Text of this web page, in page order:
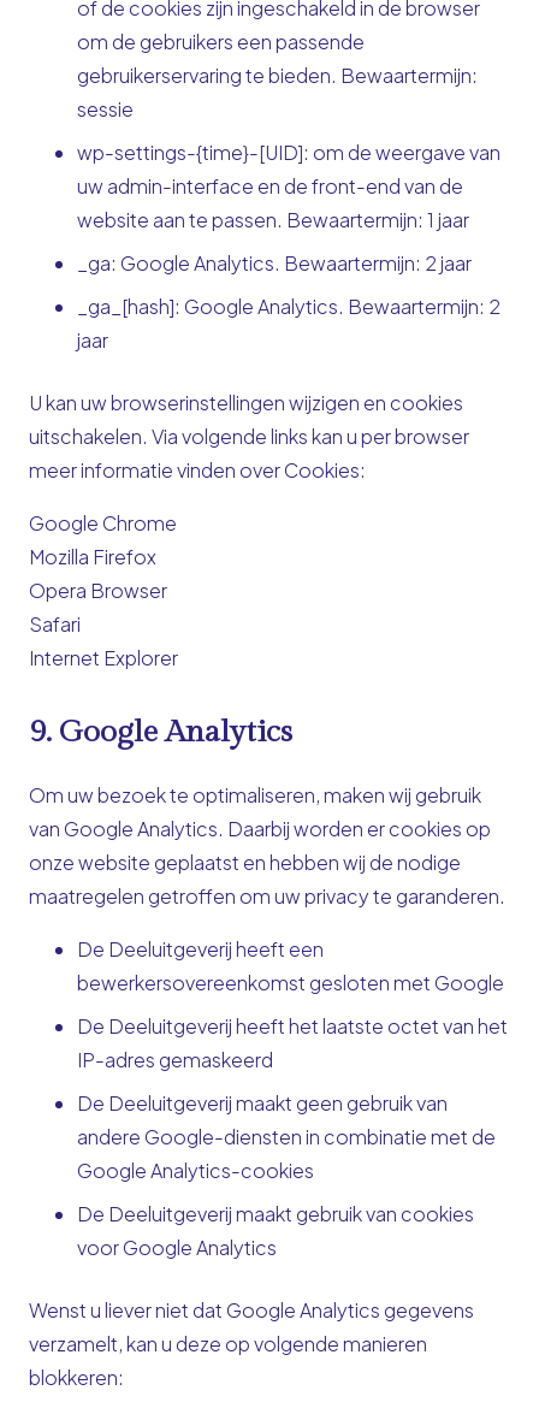
of de cookies zijn ingeschakeld in de browser
om de gebruikers een passende
gebruikerservaring te bieden. Bewaartermijn:
sessie
wp-settings-{time}-[UID]: om de weergave van
uw admin-interface en de front-end van de
website aan te passen. Bewaartermijn: 1 jaar
_ga: Google Analytics. Bewaartermijn: 2 jaar
_ga_[hash]: Google Analytics. Bewaartermijn: 2
jaar
U kan uw browserinstellingen wijzigen en cookies
uitschakelen. Via volgende links kan u per browser
meer informatie vinden over Cookies:
Google Chrome
Mozilla Firefox
Opera Browser
Safari
Internet Explorer
9. Google Analytics
Om uw bezoek te optimaliseren, maken wij gebruik
van Google Analytics. Daarbij worden er cookies op
onze website geplaatst en hebben wij de nodige
maatregelen getroffen om uw privacy te garanderen.
De Deeluitgeverij heeft een
bewerkersovereenkomst gesloten met Google
De Deeluitgeverij heeft het laatste octet van het
IP-adres gemaskeerd
De Deeluitgeverij maakt geen gebruik van
andere Google-diensten in combinatie met de
Google Analytics-cookies
De Deeluitgeverij maakt gebruik van cookies
voor Google Analytics
Wenst u liever niet dat Google Analytics gegevens
verzamelt, kan u deze op volgende manieren
blokkeren: